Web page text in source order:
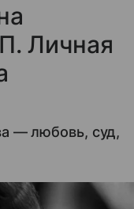
Личная
— любовь, суд,